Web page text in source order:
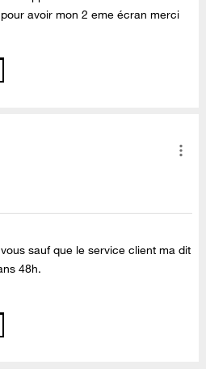
avoir mon 2 eme écran merci
sauf que le service client ma dit
48h.